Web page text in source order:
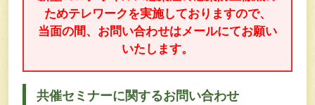
ためテレワークを実施しておりますので、
当面の間、お問い合わせはメールにてお願い
いたします。
共催セミナーに関するお問い合わせ